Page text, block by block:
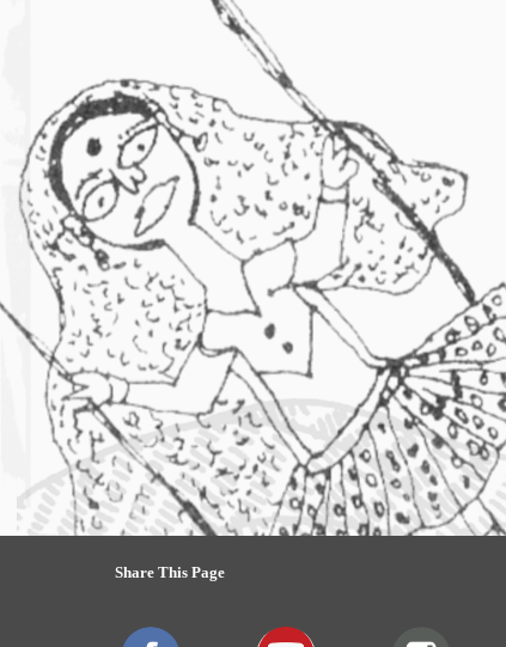
Share This Page